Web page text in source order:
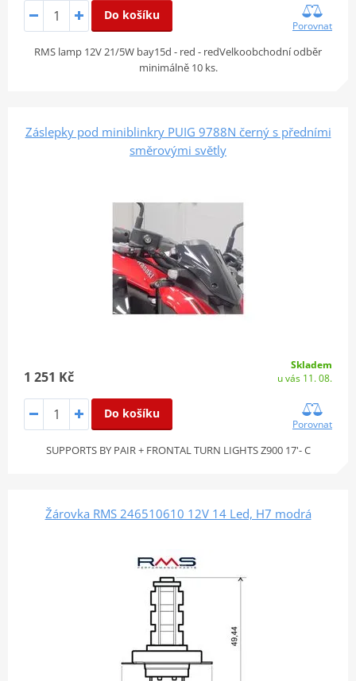
Do košíku
Porovnat
RMS lamp 12V 21/5W bay15d - red - redVelkoobchodní odběr
minimálně 10 ks.
Záslepky pod miniblinkry PUIG 9788N černý s předními
směrovými světly
1 251 Kč
Skladem
u vás 11. 08.
Do košíku
Porovnat
SUPPORTS BY PAIR + FRONTAL TURN LIGHTS Z900 17'- C
Žárovka RMS 246510610 12V 14 Led, H7 modrá